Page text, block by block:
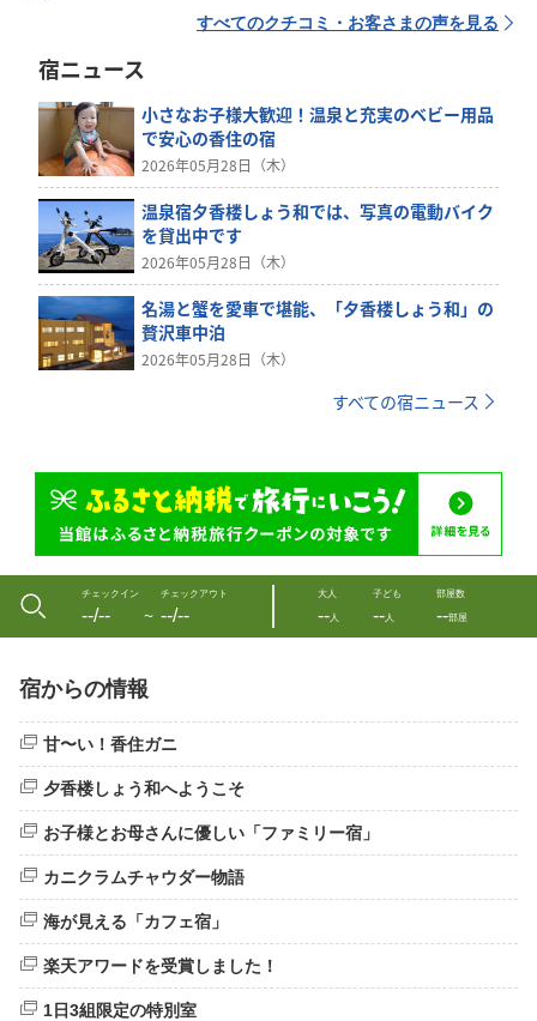
すべてのクチコミ・お客さまの声を見る
宿ニュース
小さなお子様大歓迎！温泉と充実のベビー用品
で安心の香住の宿
2026年05月28日（木）
温泉宿夕香楼しょう和では、写真の電動バイク
を貸出中です
2026年05月28日（木）
名湯と蟹を愛車で堪能、「夕香楼しょう和」の
贅沢車中泊
2026年05月28日（木）
すべての宿ニュース
チェックイン
--/-- 〜
チェックアウト
--/--
大人
--人
子ども
--人
部屋数
--部屋
宿からの情報
甘〜い！香住ガニ
夕香楼しょう和へようこそ
お子様とお母さんに優しい「ファミリー宿」
カニクラムチャウダー物語
海が見える「カフェ宿」
楽天アワードを受賞しました！
1日3組限定の特別室